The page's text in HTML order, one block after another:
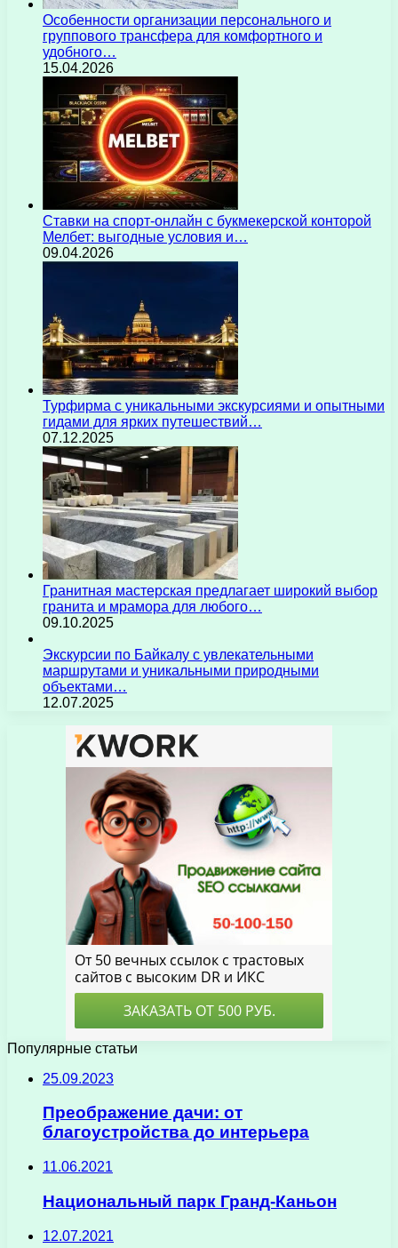
Особенности организации персонального и
группового трансфера для комфортного и
удобного…
15.04.2026
Ставки на спорт-онлайн с букмекерской конторой
Мелбет: выгодные условия и…
09.04.2026
Турфирма с уникальными экскурсиями и опытными
гидами для ярких путешествий…
07.12.2025
Гранитная мастерская предлагает широкий выбор
гранита и мрамора для любого…
09.10.2025
Экскурсии по Байкалу с увлекательными
маршрутами и уникальными природными
объектами…
12.07.2025
Популярные статьи
25.09.2023
Преображение дачи: от
благоустройства до интерьера
11.06.2021
Национальный парк Гранд-Каньон
12.07.2021